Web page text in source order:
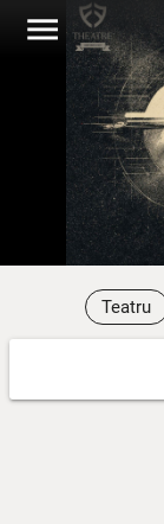
menu
Teatru